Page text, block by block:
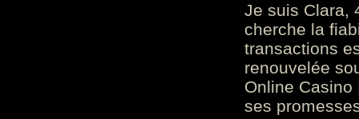
Je suis Clara,
cherche la
transactions
renouvelée
Online
ses